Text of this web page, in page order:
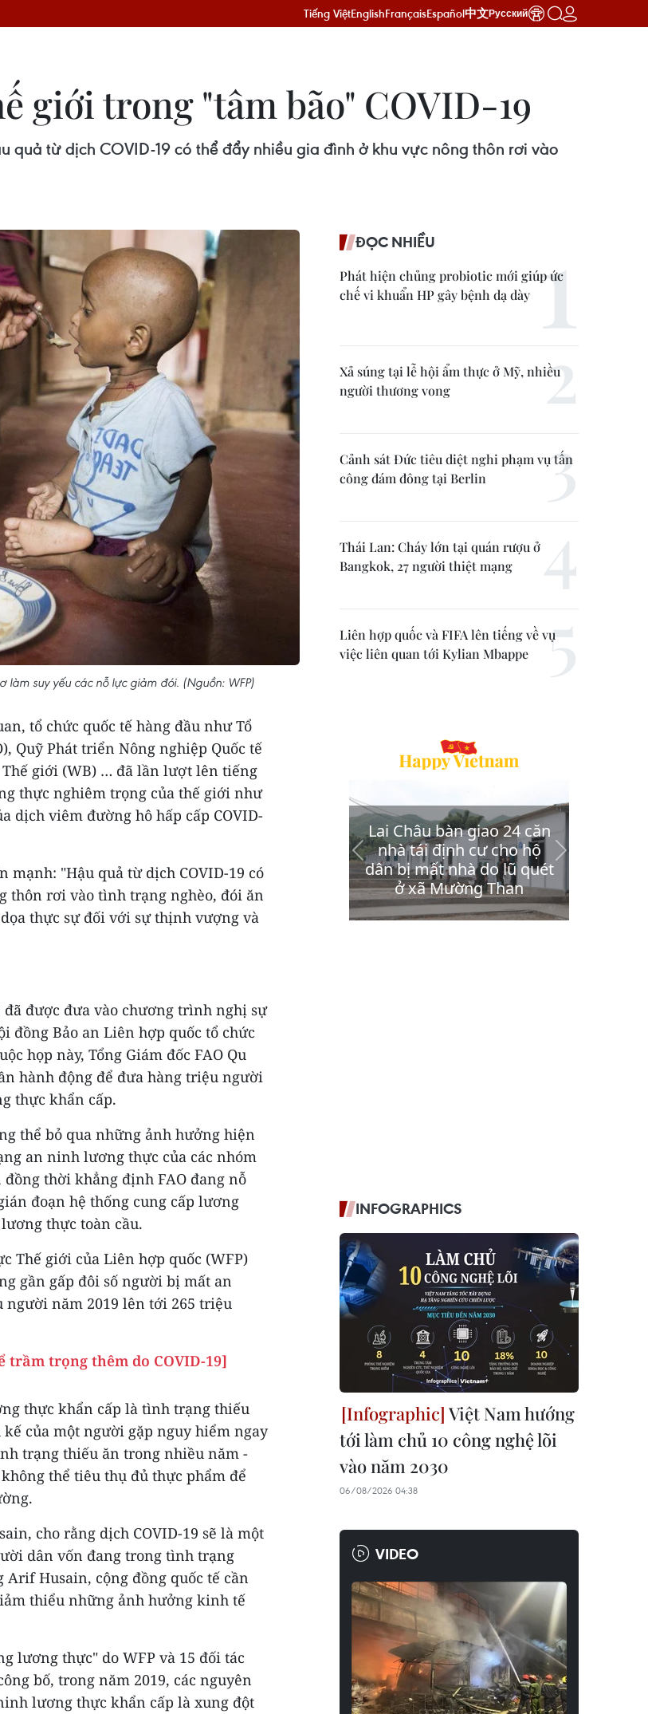
Tiếng ViệtEnglishFrançaisEspañol中文Русский
giới trong "tâm bão" COVID-19
quả từ dịch COVID-19 có thể đẩy nhiều gia đình ở khu vực nông thôn rơi vào
làm suy yếu các nỗ lực giảm đói. (Nguồn: WFP)
tổ chức quốc tế hàng đầu như Tổ
Quỹ Phát triển Nông nghiệp Quốc tế
Thế giới (WB) … đã lần lượt lên tiếng
thực nghiêm trọng của thế giới như
dịch viêm đường hô hấp cấp COVID-
mạnh: "Hậu quả từ dịch COVID-19 có
thôn rơi vào tình trạng nghèo, đói ăn
thực sự đối với sự thịnh vượng và
đã được đưa vào chương trình nghị sự
đồng Bảo an Liên hợp quốc tổ chức
họp này, Tổng Giám đốc FAO Qu
hành động để đưa hàng triệu người
thực khẩn cấp.
thể bỏ qua những ảnh hưởng hiện
an ninh lương thực của các nhóm
thời khẳng định FAO đang nỗ
đoạn hệ thống cung cấp lương
thực toàn cầu.
Thế giới của Liên hợp quốc (WFP)
gần gấp đôi số người bị mất an
năm 2019 lên tới 265 triệu
trọng thêm do COVID-19]
thực khẩn cấp là tình trạng thiếu
của một người gặp nguy hiểm ngay
trạng thiếu ăn trong nhiều năm -
thể tiêu thụ đủ thực phẩm để
cho rằng dịch COVID-19 sẽ là một
dân vốn đang trong tình trạng
Husain, cộng đồng quốc tế cần
thiểu những ảnh hưởng kinh tế
lương thực" do WFP và 15 đối tác
bố, trong năm 2019, các nguyên
lương thực khẩn cấp là xung đột
ĐỌC NHIỀU
Phát hiện chủng probiotic mới giúp ức
chế vi khuẩn HP gây bệnh dạ dày
Xả súng tại lễ hội ẩm thực ở Mỹ, nhiều
người thương vong
Cảnh sát Đức tiêu diệt nghi phạm vụ tấn
công đám đông tại Berlin
Thái Lan: Cháy lớn tại quán rượu ở
Bangkok, 27 người thiệt mạng
Liên hợp quốc và FIFA lên tiếng về vụ
việc liên quan tới Kylian Mbappe
INFOGRAPHICS
Việt Nam hướng
tới làm chủ 10 công nghệ lõi
vào năm 2030
06/08/2026 04:38
VIDEO